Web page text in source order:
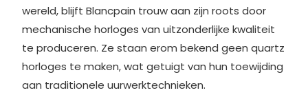
wereld, blijft Blancpain trouw aan zijn roots door
mechanische horloges van uitzonderlijke kwaliteit
te produceren. Ze staan erom bekend geen quartz
horloges te maken, wat getuigt van hun toewijding
aan traditionele uurwerktechnieken.